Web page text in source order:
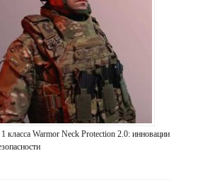
класса Warmor Neck Protection 2.0: инновации